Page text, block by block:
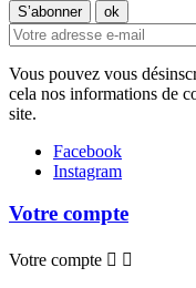
Vous pouvez vous
cela nos informations de
site.
Facebook
Instagram
Votre compte
Votre compte  